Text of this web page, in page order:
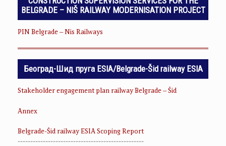
BELGRADE – NIŠ RAILWAY MODERNISATION PROJECT
PIN Belgrade – Nis Railways
Београд-Шид пруга ESIA/Belgrade-Šid railway ESIA
Stakeholder engagement plan railway Belgrade – Šid
Annex
Belgrade-Šid railway ESIA Scoping Report
--------------------------------------------------